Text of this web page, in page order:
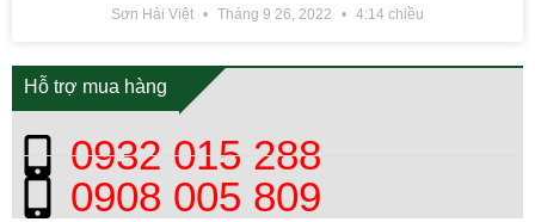
Hỗ trợ mua hàng
0932 015 288
0908 005 809
Sơn Hải Việt Tháng 9 26, 2022 4:14 chiều